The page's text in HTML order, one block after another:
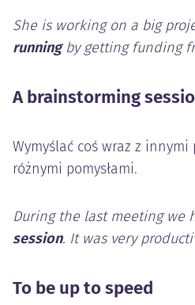
She is working on a big
runningby getting funding
A brainstorming
Wymyślać coś wraz z
różnymi pomysłami.
During the last meeting we
session. It was very
To be up to speed